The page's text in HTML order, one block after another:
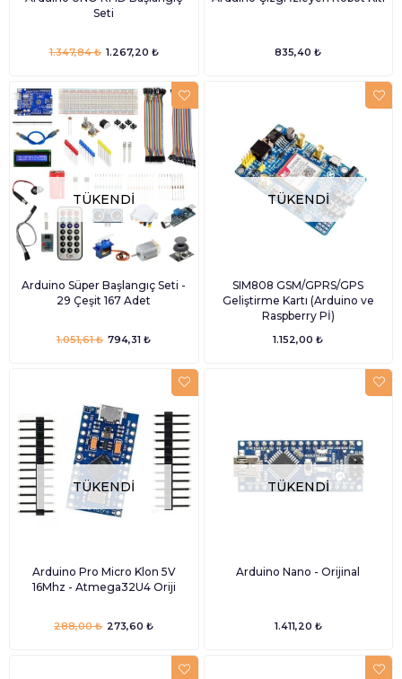
Seti
1.267,20 ₺
1.347,84 ₺ 835,40 ₺
TÜKENDI
Arduino Süper Başlangıç Seti -
29 Çeşit 167 Adet
794,31 ₺
1.051,61 ₺
TÜKENDI
SIM808 GSM/GPRS/GPS
Geliştirme Kartı (Arduino ve
Raspberry Pİ)
1.152,00 ₺
TÜKENDI
Arduino Pro Micro Klon 5V
16Mhz - Atmega32U4 Oriji
273,60 ₺
288,00 ₺
TÜKENDI
Arduino Nano - Orijinal
1.411,20 ₺